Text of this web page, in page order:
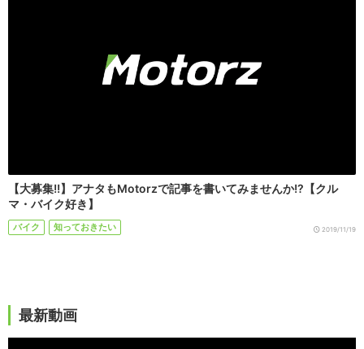
【大募集!!】アナタもMotorzで記事を書いてみませんか!?【クル
マ・バイク好き】
バイク 知っておきたい 2019/11/19
最新動画